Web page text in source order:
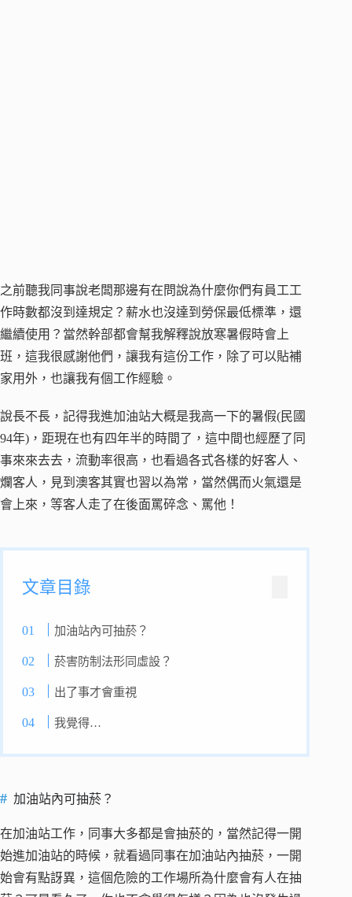
之前聽我同事說老闆那邊有在問說為什麼你們有員工工
作時數都沒到達規定？薪水也沒達到勞保最低標準，還
繼續使用？當然幹部都會幫我解釋說放寒暑假時會上
班，這我很感謝他們，讓我有這份工作，除了可以貼補
家用外，也讓我有個工作經驗。
說長不長，記得我進加油站大概是我高一下的暑假(民國
94年)，距現在也有四年半的時間了，這中間也經歷了同
事來來去去，流動率很高，也看過各式各樣的好客人、
爛客人，見到澳客其實也習以為常，當然偶而火氣還是
會上來，等客人走了在後面罵碎念、罵他！
文章目錄
加油站內可抽菸？
菸害防制法形同虛設？
出了事才會重視
我覺得…
加油站內可抽菸？
在加油站工作，同事大多都是會抽菸的，當然記得一開
始進加油站的時候，就看過同事在加油站內抽菸，一開
始會有點訝異，這個危險的工作場所為什麼會有人在抽